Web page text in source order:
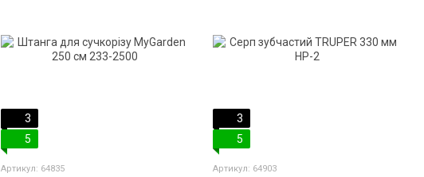
3
5
Артикул: 64835
3
5
Артикул: 64903